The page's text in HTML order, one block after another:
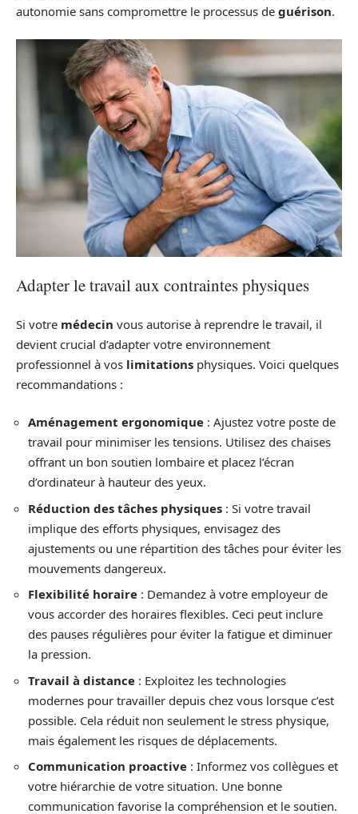
autonomie sans compromettre le processus de guérison.
Adapter le travail aux contraintes physiques
Si votre médecin vous autorise à reprendre le travail, il
devient crucial d’adapter votre environnement
professionnel à vos limitations physiques. Voici quelques
recommandations :
Aménagement ergonomique : Ajustez votre poste de
travail pour minimiser les tensions. Utilisez des chaises
offrant un bon soutien lombaire et placez l’écran
d’ordinateur à hauteur des yeux.
Réduction des tâches physiques : Si votre travail
implique des efforts physiques, envisagez des
ajustements ou une répartition des tâches pour éviter les
mouvements dangereux.
Flexibilité horaire : Demandez à votre employeur de
vous accorder des horaires flexibles. Ceci peut inclure
des pauses régulières pour éviter la fatigue et diminuer
la pression.
Travail à distance : Exploitez les technologies
modernes pour travailler depuis chez vous lorsque c’est
possible. Cela réduit non seulement le stress physique,
mais également les risques de déplacements.
Communication proactive : Informez vos collègues et
votre hiérarchie de votre situation. Une bonne
communication favorise la compréhension et le soutien.